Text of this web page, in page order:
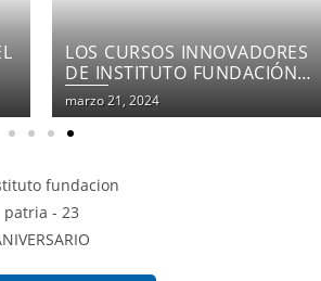
EL COMPROMISO DEL
INSTITUTO FUNDACIÓN
PATRIA
marzo 21, 2024